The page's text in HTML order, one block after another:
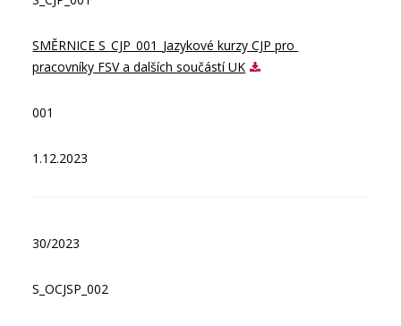
SMĚRNICE S_CJP_001_Jazykové kurzy CJP pro
pracovníky FSV a dalších součástí UK
001
1.12.2023
30/2023
S_OCJSP_002